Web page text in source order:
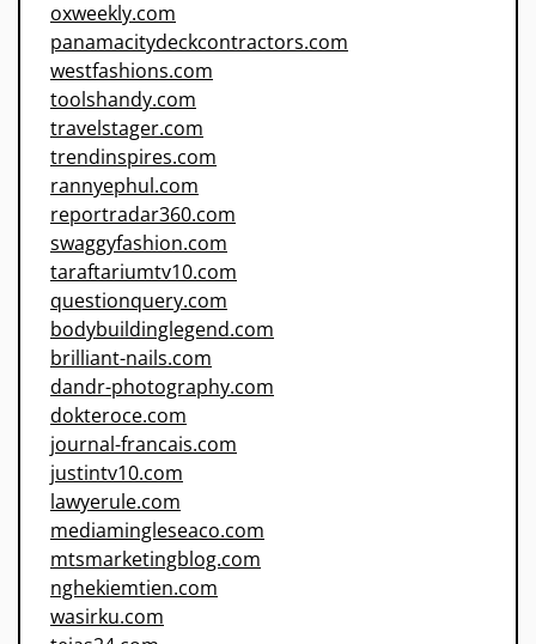
oxweekly.com
panamacitydeckcontractors.com
westfashions.com
toolshandy.com
travelstager.com
trendinspires.com
rannyephul.com
reportradar360.com
swaggyfashion.com
taraftariumtv10.com
questionquery.com
bodybuildinglegend.com
brilliant-nails.com
dandr-photography.com
dokteroce.com
journal-francais.com
justintv10.com
lawyerule.com
mediamingleseaco.com
mtsmarketingblog.com
nghekiemtien.com
wasirku.com